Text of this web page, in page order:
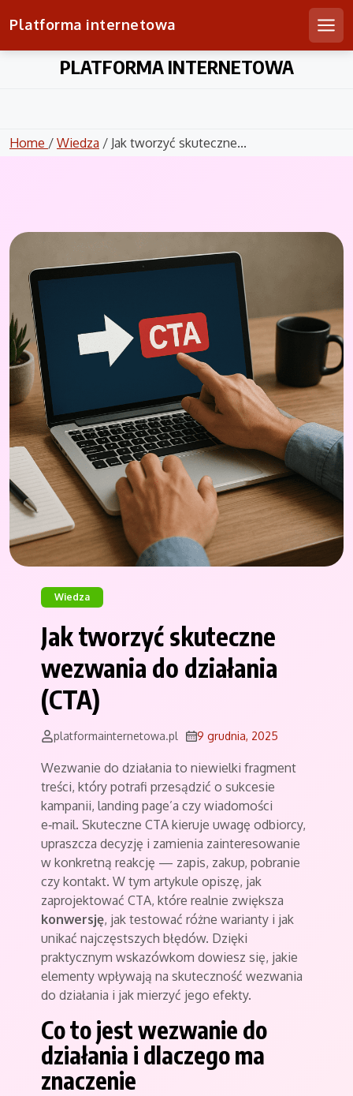
Platforma internetowa
PLATFORMA INTERNETOWA
Home / Wiedza / Jak tworzyć skuteczne...
Wiedza
Jak tworzyć skuteczne
wezwania do działania
(CTA)
platformainternetowa.pl 9 grudnia, 2025
Wezwanie do działania to niewielki fragment
treści, który potrafi przesądzić o sukcesie
kampanii, landing page’a czy wiadomości
e‑mail. Skuteczne CTA kieruje uwagę odbiorcy,
upraszcza decyzję i zamienia zainteresowanie
w konkretną reakcję — zapis, zakup, pobranie
czy kontakt. W tym artykule opiszę, jak
zaprojektować CTA, które realnie zwiększa
konwersję, jak testować różne warianty i jak
unikać najczęstszych błędów. Dzięki
praktycznym wskazówkom dowiesz się, jakie
elementy wpływają na skuteczność wezwania
do działania i jak mierzyć jego efekty.
Co to jest wezwanie do
działania i dlaczego ma
znaczenie